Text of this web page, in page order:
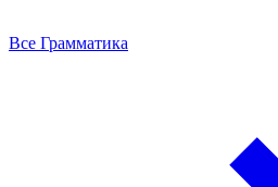
Все Грамматика